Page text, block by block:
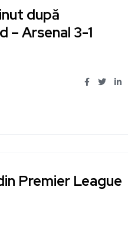
după
– Arsenal 3-1
Premier League